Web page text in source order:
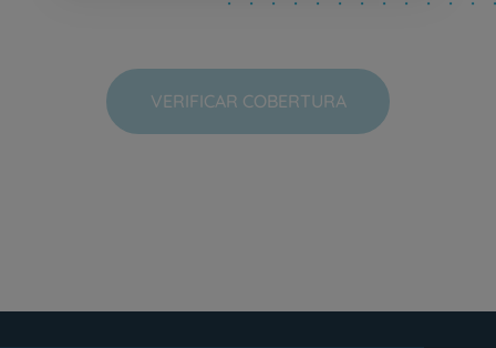
VERIFICAR COBERTURA